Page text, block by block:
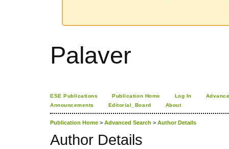
Palaver
ESE Publications Publication Home Log In
Announcements
Editorial_Board About
Publication Home > Advanced Search > Author Details
Author Details